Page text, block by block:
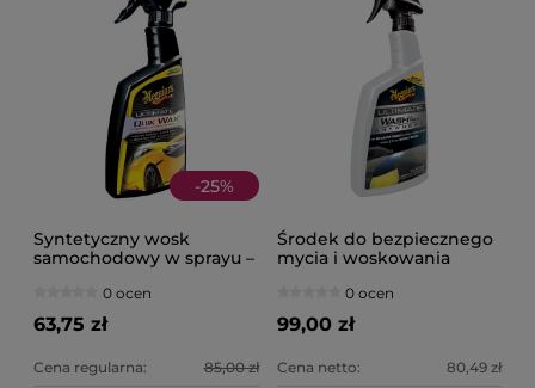
-25%
Syntetyczny wosk
samochodowy w sprayu –
Ultimate Quik Wax
0 ocen
63,75 zł
Cena regularna: 85,00 zł
Środek do bezpiecznego
mycia i woskowania
768ML MEGUIAR'S
Ultimate Waterless Wash
& Wax
0 ocen
99,00 zł
Cena netto: 80,49 zł